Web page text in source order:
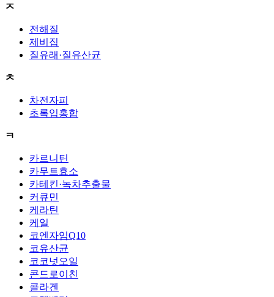
ㅈ
전해질
제비집
질유래·질유산균
ㅊ
차전자피
초록입홍합
ㅋ
카르니틴
카무트효소
카테킨·녹차추출물
커큐민
케라틴
케일
코엔자임Q10
코유산균
코코넛오일
콘드로이친
콜라겐